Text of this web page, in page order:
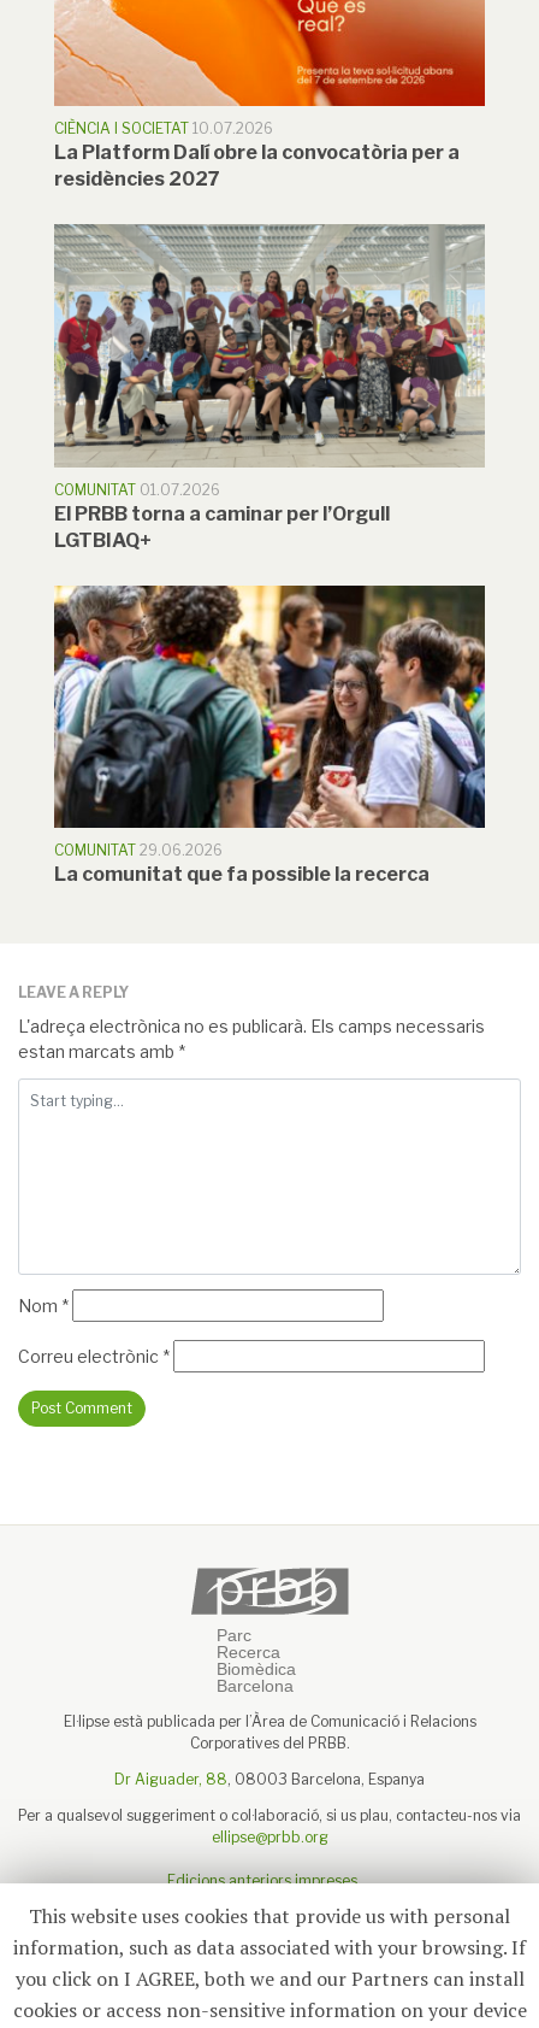
CIÈNCIA I SOCIETAT 10.07.2026
La Platform Dalí obre la convocatòria per a
residències 2027
COMUNITAT 01.07.2026
El PRBB torna a caminar per l’Orgull
LGTBIAQ+
COMUNITAT 29.06.2026
La comunitat que fa possible la recerca
LEAVE A REPLY
L'adreça electrònica no es publicarà. Els camps necessaris
estan marcats amb *
Nom *
Correu electrònic *
El·lipse està publicada per l’Àrea de Comunicació i Relacions
Corporatives del PRBB.
Dr Aiguader, 88, 08003 Barcelona, Espanya
Per a qualsevol suggeriment o col·laboració, si us plau, contacteu-nos via
ellipse@prbb.org
Edicions anteriors impreses
Sobre el PRBB
This website uses cookies that provide us with personal
information, such as data associated with your browsing. If
you click on I AGREE, both we and our Partners can install
cookies or access non-sensitive information on your device